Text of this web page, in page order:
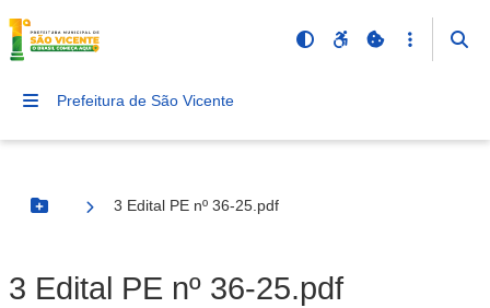
Prefeitura de São Vicente
Botão Menu
3 Edital PE nº 36-25.pdf
3 Edital PE nº 36-25.pdf